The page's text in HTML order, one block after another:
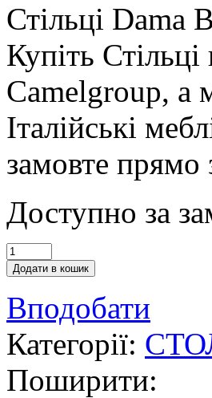
Стільці Dama
Купіть
Camelgroup, а
Італійські
замовте прямо
Доступно за
Додати в кошик
Вподобати
Категорії:
Поширити: